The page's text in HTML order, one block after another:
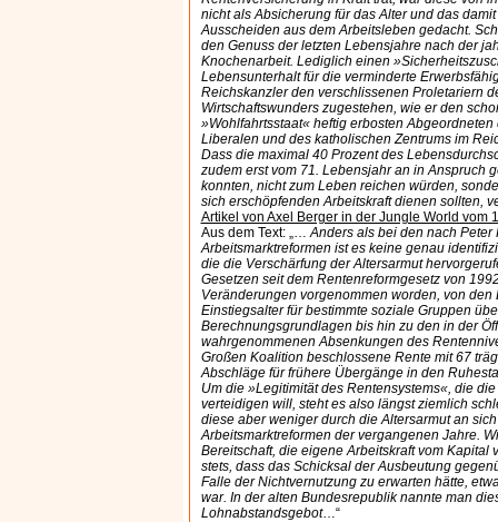
nicht als Absicherung für das Alter und das
Ausscheiden aus dem Arbeitsleben gedacht.
den Genuss der letzten Lebensjahre nach der
Knochenarbeit. Lediglich einen
Lebensunterhalt für die verminderte
Reichskanzler den verschlissenen Proletariern
Wirtschaftswunders zugestehen, wie er den
»Wohlfahrtsstaat« heftig erbosten Abgeordneten
Liberalen und des katholischen Zentrums im
Dass die maximal 40 Prozent des
zudem erst vom 71. Lebensjahr an in Anspruch
konnten, nicht zum Leben reichen würden,
sich erschöpfenden Arbeitskraft dienen sollten,
Artikel von Axel Berger in der Jungle World vom
Aus dem Text: „…Anders als bei den nach Peter
Arbeitsmarktreformen ist es keine genau
die die Verschärfung der Altersarmut
Gesetzen seit dem Rentenreformgesetz von
Veränderungen vorgenommen worden, von den
Einstiegsalter für bestimmte soziale Gruppen
Berechnungsgrundlagen bis hin zu den in der
wahrgenommenen Absenkungen des
Großen Koalition beschlossene Rente mit 67
Abschläge für frühere Übergänge in den
Um die »Legitimität des Rentensystems«, die
verteidigen will, steht es also längst ziemlich
diese aber weniger durch die Altersarmut an
Arbeitsmarktreformen der vergangenen Jahre.
Bereitschaft, die eigene Arbeitskraft vom Kapital
stets, dass das Schicksal der Ausbeutung
Falle der Nichtvernutzung zu erwarten hätte,
war. In der alten Bundesrepublik nannte man
Lohnabstandsgebot…“